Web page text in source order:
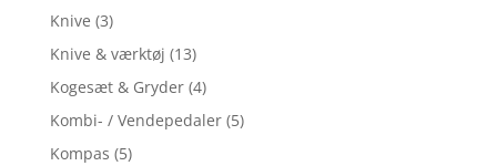
Knive (3)
Knive & værktøj (13)
Kogesæt & Gryder (4)
Kombi- / Vendepedaler (5)
Kompas (5)